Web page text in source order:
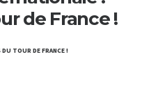
de France !
TOUR DE FRANCE !